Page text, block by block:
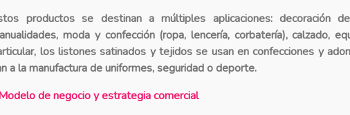
productos se destinan a múltiples aplicaciones: decoración
moda y confección (ropa, lencería, corbatería), calzado,
los listones satinados y tejidos se usan en confecciones y
a la manufactura de uniformes, seguridad o deporte.
de negocio y estrategia comercial